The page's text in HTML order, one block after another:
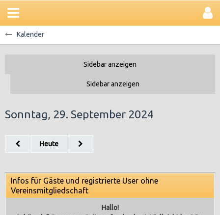
Kalender
Sonntag, 29. September 2024
Heute
Infos für Gäste und registrierte User ohne
Vereinsmitgliedschaft
Hallo!